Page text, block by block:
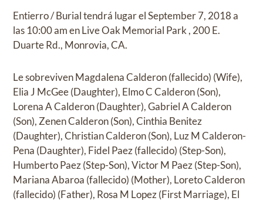
Entierro / Burialtendrá lugar elSeptember 7, 2018a
las 10:00 amenLive Oak Memorial Park , 200 E.
Duarte Rd., Monrovia, CA.
Le sobrevivenMagdalena Calderon (fallecido) (Wife),
Elia J McGee (Daughter), Elmo C Calderon (Son),
Lorena A Calderon (Daughter), Gabriel A Calderon
(Son), Zenen Calderon (Son), Cinthia Benitez
(Daughter), Christian Calderon (Son), Luz M Calderon-
Pena (Daughter), Fidel Paez (fallecido) (Step-Son),
Humberto Paez (Step-Son), Victor M Paez (Step-Son),
Mariana Abaroa (fallecido) (Mother), Loreto Calderon
(fallecido) (Father), Rosa M Lopez (First Marriage), El